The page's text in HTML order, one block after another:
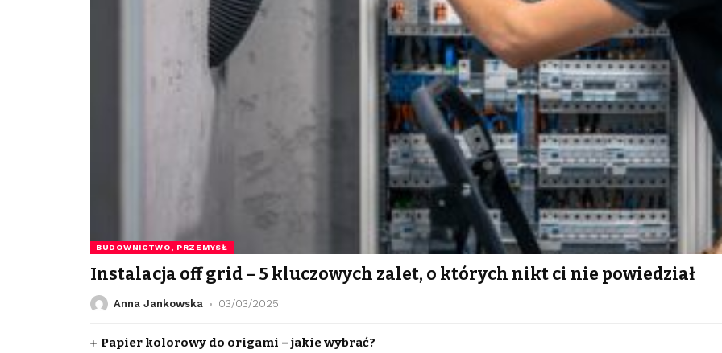
BUDOWNICTWO, PRZEMYSŁ
Instalacja off grid – 5 kluczowych zalet, o których nikt ci nie powiedział
Anna Jankowska 03/03/2025
Papier kolorowy do origami – jakie wybrać?